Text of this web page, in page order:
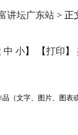
讲坛广东站 > 正
中 小】 【打印 】
品（文字、图片、图